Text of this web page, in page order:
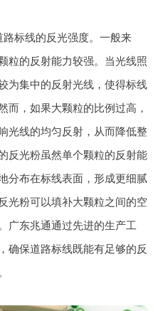
标线的反光强度。一般来
粒的反射能力较强。当光线照
为集中的反射光线，使得标线
而，如果大颗粒的比例过高，
光线的均匀反射，从而降低整
反光粉虽然单个颗粒的反射能
分布在标线表面，形成更细腻
光粉可以填补大颗粒之间的空
广东兆通通过先进的生产工
确保道路标线既能有足够的反